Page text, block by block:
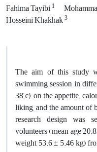
Fahima Tayibi1
Hosseini Khakhak3
The aim of this study
swimming session in
38̊ c) on the appetite,
liking, and the amount of
research design was
volunteers (mean age
weight 53.6 ± 5.46 kg)